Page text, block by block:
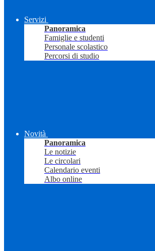
Servizi
Panoramica
Famiglie e studenti
Personale scolastico
Percorsi di studio
Novità
Panoramica
Le notizie
Le circolari
Calendario eventi
Albo online